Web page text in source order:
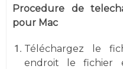
Procedure de
pour Mac
Téléchargez le
endroit le fichier